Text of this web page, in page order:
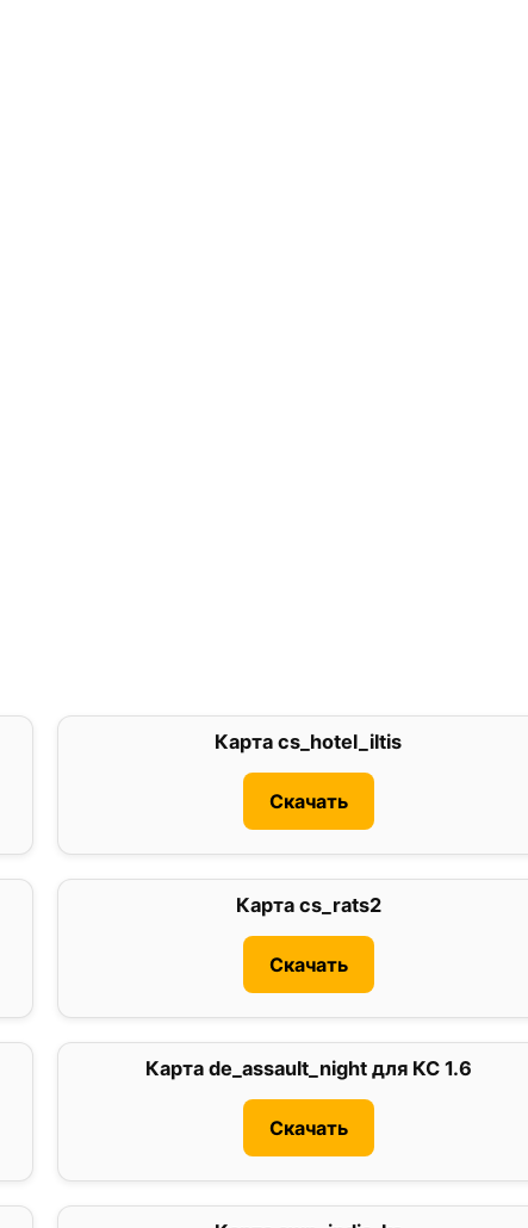
Карта cs_hotel_iltis
Скачать
Карта cs_rats2
Скачать
Карта de_assault_night для КС 1.6
Скачать